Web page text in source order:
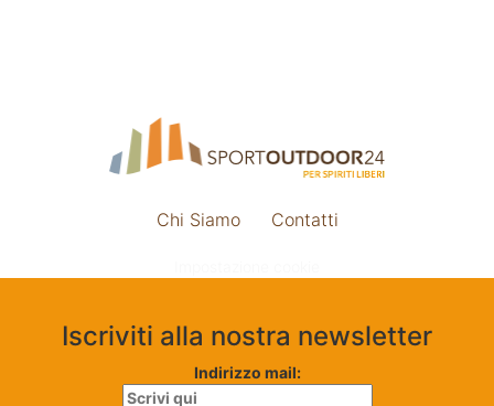
Chi Siamo Contatti
Iscriviti alla nostra newsletter
Indirizzo mail: